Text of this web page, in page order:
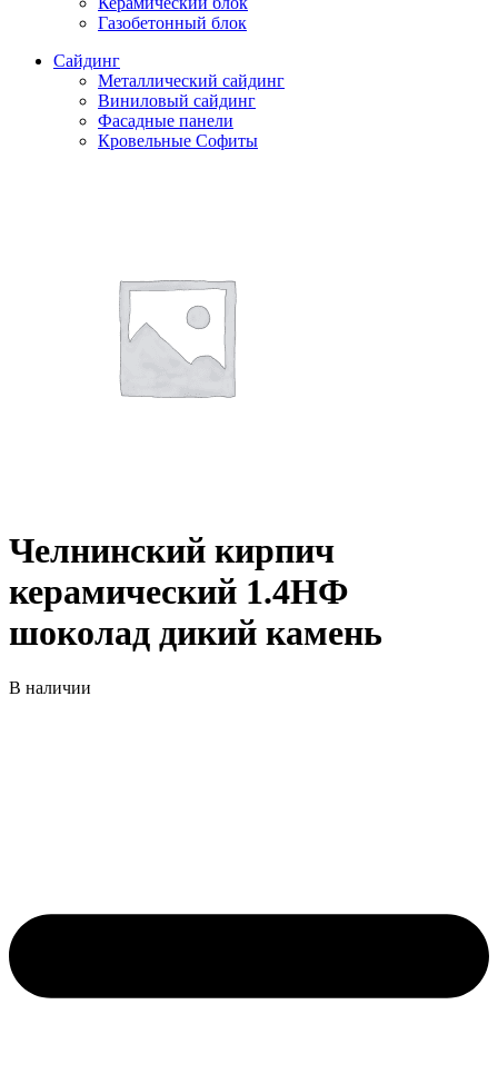
Газобетонный блок
Cайдинг
Металлический сайдинг
Виниловый сайдинг
Фасадные панели
Кровельные Софиты
Челнинский кирпич
керамический 1.4НФ
шоколад дикий камень
В наличии